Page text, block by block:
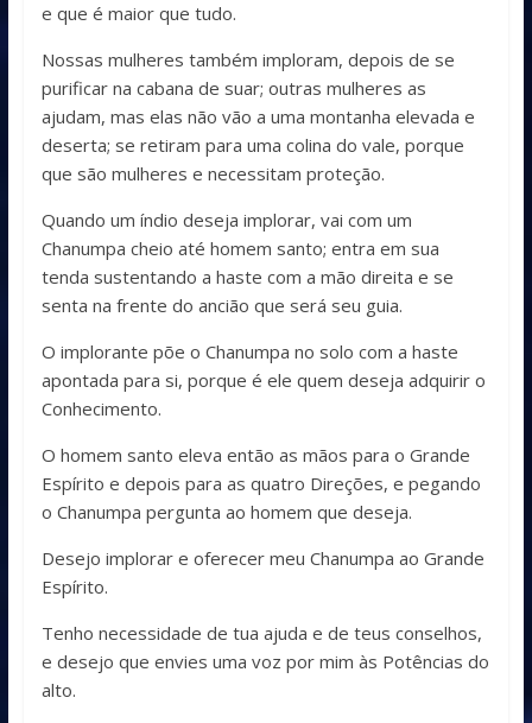
e que é maior que tudo.
Nossas mulheres também imploram, depois de se
purificar na cabana de suar; outras mulheres as
ajudam, mas elas não vão a uma montanha elevada e
deserta; se retiram para uma colina do vale, porque
que são mulheres e necessitam proteção.
Quando um índio deseja implorar, vai com um
Chanumpa cheio até homem santo; entra em sua
tenda sustentando a haste com a mão direita e se
senta na frente do ancião que será seu guia.
O implorante põe o Chanumpa no solo com a haste
apontada para si, porque é ele quem deseja adquirir o
Conhecimento.
O homem santo eleva então as mãos para o Grande
Espírito e depois para as quatro Direções, e pegando
o Chanumpa pergunta ao homem que deseja.
Desejo implorar e oferecer meu Chanumpa ao Grande
Espírito.
Tenho necessidade de tua ajuda e de teus conselhos,
e desejo que envies uma voz por mim às Potências do
alto.